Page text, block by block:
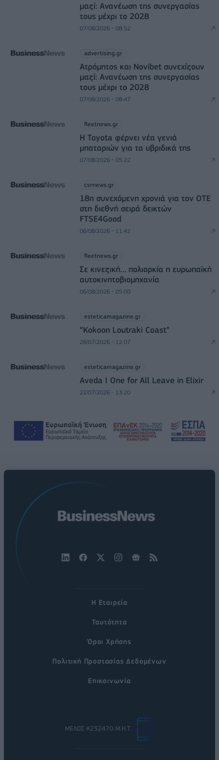
μαζί: Ανανέωση της συνεργασίας
τους μέχρι το 2028
07/08/2026 - 08:52
advertising.gr
Ατρόμητος και Novibet συνεχίζουν
μαζί: Ανανέωση της συνεργασίας
τους μέχρι το 2028
07/08/2026 - 08:47
fleetnews.gr
Η Toyota φέρνει νέα γενιά
μπαταριών για τα υβριδικά της
07/08/2026 - 05:22
csrnews.gr
18η συνεχόμενη χρονιά για τον ΟΤΕ
στη διεθνή σειρά δεικτών
FTSE4Good
06/08/2026 - 11:42
fleetnews.gr
Σε κινεζική… πολιορκία η ευρωπαϊκή
αυτοκινητοβιομηχανία
06/08/2026 - 05:00
esteticamagazine.gr
“Kokoon Loutraki Coast”
28/07/2026 - 12:07
esteticamagazine.gr
Aveda I One for All Leave in Elixir
22/07/2026 - 13:20
Η Εταιρεία
Ταυτότητα
Όροι Χρήσης
Πολιτική Προστασίας Δεδομένων
Επικοινωνία
ΜΕΛΟΣ #232470 Μ.Η.Τ.